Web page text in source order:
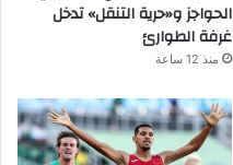
الحواجز و«حرية التنقل» تدخل
غرفة الطوارئ
منذ 12 ساعة